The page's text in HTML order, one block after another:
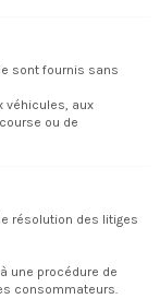
sont fournis sans
véhicules, aux
ou de
résolution des litiges
une procédure de
consommateurs.